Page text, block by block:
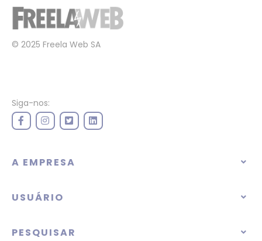
© 2025 Freela Web SA
Siga-nos:
A EMPRESA
USUÁRIO
PESQUISAR